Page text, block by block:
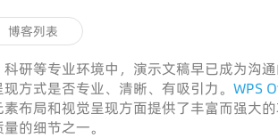
博客列表
研等专业环境中，演示文稿早已成为沟
方式是否专业、清晰、有吸引力。 WPS
布局和视觉呈现方面提供了丰富而强大
的细节之一。